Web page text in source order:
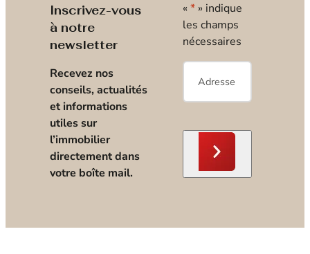
Inscrivez-vous
à notre
newsletter
Recevez nos
conseils, actualités
et informations
utiles sur
l’immobilier
directement dans
votre boîte mail.
« * » indique
les champs
nécessaires
E-
mail*